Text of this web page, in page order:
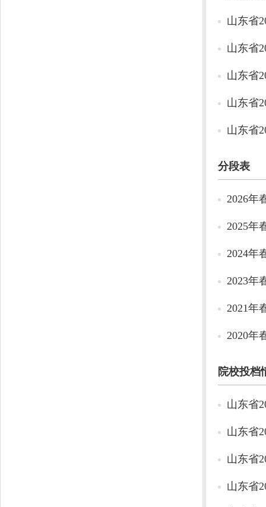
山东省
山东省
山东省
山东省
山东省
分段表
2026年
2025年
2024年
2023年
2021年
2020年
院校投档
山东省
山东省
山东省
山东省